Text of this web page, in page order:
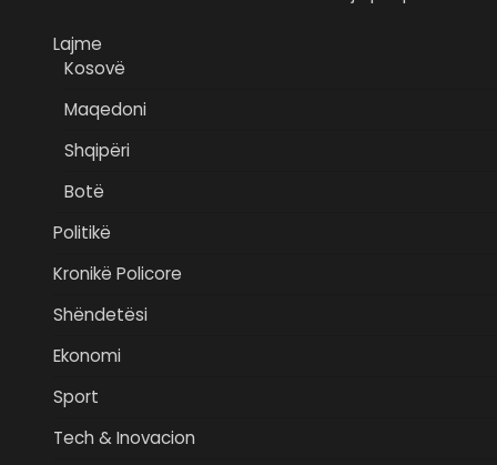
Lajme
Kosovë
Maqedoni
Shqipëri
Botë
Politikë
Kronikë Policore
Shëndetësi
Ekonomi
Sport
Tech & Inovacion